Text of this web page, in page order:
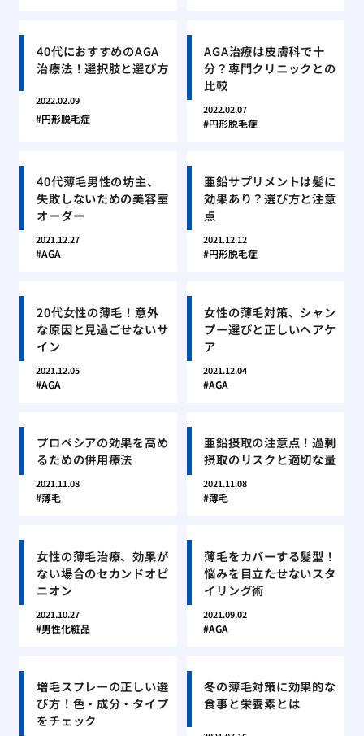
40代におすすめのAGA
治療法！選択肢と選び方
2022.02.09
円形脱毛症
AGA治療は皮膚科で十
分？専門クリニックとの
比較
2022.02.07
円形脱毛症
40代薄毛男性の坊主、
失敗しないための美容室
オーダー
2021.12.27
AGA
亜鉛サプリメントは髪に
効果あり？選び方と注意
点
2021.12.12
円形脱毛症
20代女性の薄毛！意外
な原因と見過ごせないサ
イン
2021.12.05
AGA
女性の薄毛対策、シャン
プー選びと正しいヘアケ
ア
2021.12.04
AGA
プロペシアの効果を高め
るための併用療法
2021.11.08
薄毛
亜鉛摂取の注意点！過剰
摂取のリスクと適切な量
2021.11.08
薄毛
女性の薄毛治療、効果が
ない場合のセカンドオピ
ニオン
2021.10.27
男性化粧品
薄毛をカバーする髪型！
悩みを目立たせないスタ
イリング術
2021.09.02
AGA
増毛スプレーの正しい選
び方！色・成分・タイプ
をチェック
冬の薄毛対策に効果的な
食事と栄養素とは